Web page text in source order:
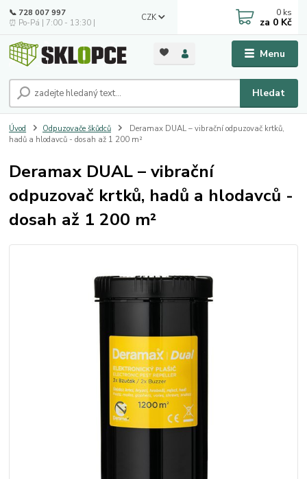
Menu
CZK
Hledat
📞 728 007 997
⏰ Po-Pá | 7:00 - 13:30 |
0 ks
za 0 Kč
Úvod Odpuzovače škůdců
Deramax DUAL – vibrační odpuzovač krtků,
hadů a hlodavců - dosah až 1 200 m²
Deramax DUAL – vibrační
odpuzovač krtků, hadů a hlodavců -
dosah až 1 200 m²